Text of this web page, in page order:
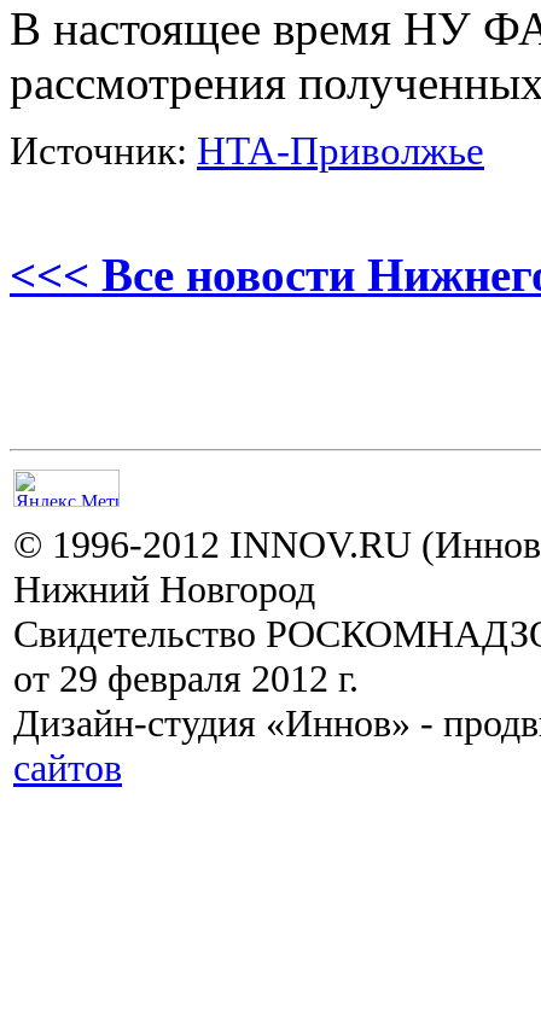
В настоящее время НУ
рассмотрения
Источник: НТА-Приволжье
<<< Все новости
© 1996-2012 INNOV.RU
Нижний Новгород
Свидетельство
от 29 февраля 2012 г.
Дизайн-студия «Иннов» -
сайтов